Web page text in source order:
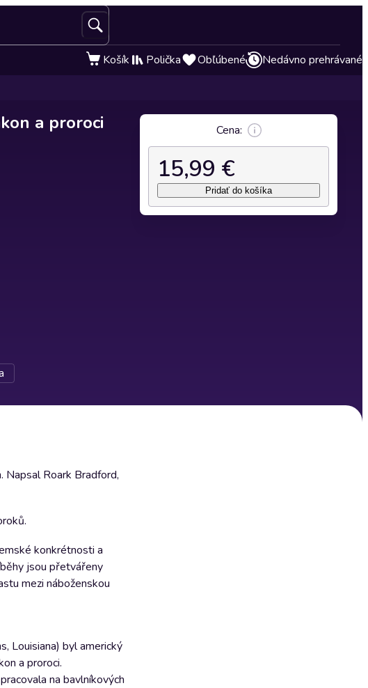
Košík Polička Obľúbené Nedávno prehrávané
a proroci
Napsal Roark Bradford,
konkrétnosti a
jsou přetvářeny
mezi náboženskou
Louisiana) byl americký
a proroci.
na bavlníkových
Cena:
15,99 €
Pridať do košíka